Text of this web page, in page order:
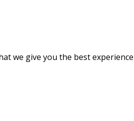
we give you the best